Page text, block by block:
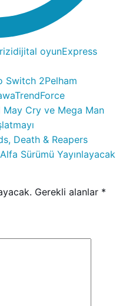
dijital oyunExpress
Switch 2Pelham
TrendForce
May Cry ve Mega Man
Death & Reapers
Sürümü Yayınlayacak
Gerekli alanlar *